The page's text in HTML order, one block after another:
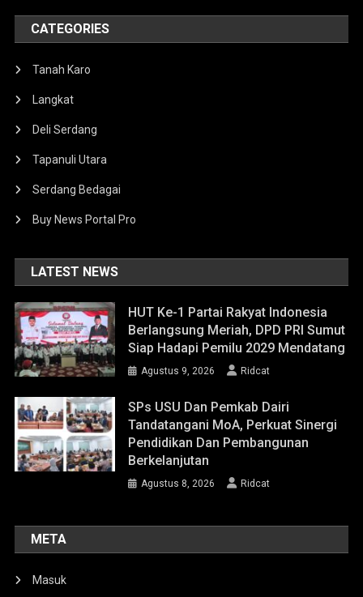
CATEGORIES
Tanah Karo
Langkat
Deli Serdang
Tapanuli Utara
Serdang Bedagai
Buy News Portal Pro
LATEST NEWS
HUT Ke-1 Partai Rakyat Indonesia
Berlangsung Meriah, DPD PRI Sumut
Siap Hadapi Pemilu 2029 Mendatang
Agustus 9, 2026 Ridcat
SPs USU Dan Pemkab Dairi
Tandatangani MoA, Perkuat Sinergi
Pendidikan Dan Pembangunan
Berkelanjutan
Agustus 8, 2026 Ridcat
META
Masuk